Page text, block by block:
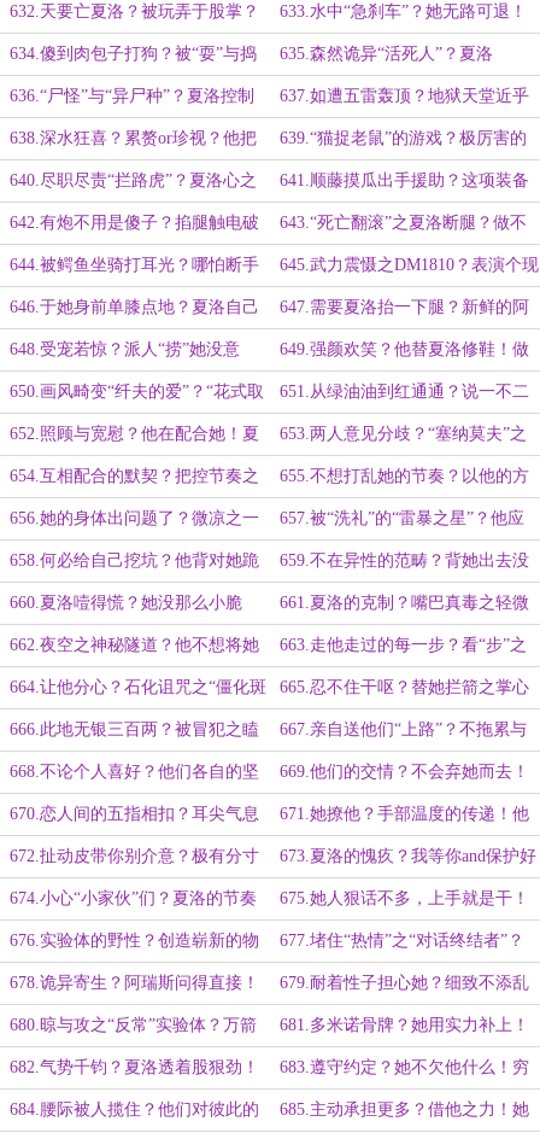
釜底抽薪！再没机会作妖！ 玩！喜悦不可自持！
632.天要亡夏洛？被玩弄于股掌？
她满腹算计、断得利落！否定与安
慰！
633.水中“急刹车”？她无路可退！
身体记忆之“响踏”提速！
634.傻到肉包子打狗？被“耍”与捣
浆糊！打折扣亦足矣！
635.森然诡异“活死人”？夏洛
之“醉”！深潜最忌之亮红灯！
636.“尸怪”与“异尸种”？夏洛控制
不住自己！来自地狱的亡灵大军！
637.如遭五雷轰顶？地狱天堂近乎
发狂！为夏洛付出一切的傅时年！
638.深水狂喜？累赘or珍视？他把
夏洛放在心里！噩梦亦甘之如饴！
639.“猫捉老鼠”的游戏？极厉害的
水中猎手！充满野性与危险！
640.尽职尽责“拦路虎”？夏洛心之
所向！“抽筋扒皮”赌一把！
641.顺藤摸瓜出手援助？这项装备
还有下文！密不透风“鳄鱼墙”！
642.有炮不用是傻子？掐腿触电破
局！深蓝水中“花”！
643.“死亡翻滚”之夏洛断腿？做不
到就得死！疯狂洗衣机之靠她自己！
644.被鳄鱼坐骑打耳光？哪怕断手
断脚！趁你瞎要你命！
645.武力震慑之DM1810？表演个现
场杀巨鳄！顺水推舟处理伤口！
646.于她身前单膝点地？夏洛自己
不方便？意外他的“亲切友好”！
647.需要夏洛抬一下腿？新鲜的阿
瑞斯！被眷顾的S级！
648.受宠若惊？派人“捞”她没意
义！他好像有话对她说！
649.强颜欢笑？他替夏洛修鞋！做
得这么细致！
650.画风畸变“纤夫的爱”？“花式取
名”辣耳朵！“怪才”探险家！
651.从绿油油到红通通？说一不二
变颜色！英雄所见略同之他人狠话不
多！
652.照顾与宽慰？他在配合她！夏
洛觉悟之腿断了也得继续走！
653.两人意见分歧？“塞纳莫夫”之
可爱“小肉团”！诡异之吹了气的球！
654.互相配合的默契？把控节奏之
弹无虚发！自觉cover队友！
655.不想打乱她的节奏？以他的方
式观察夏洛！半点不care放狠话！
656.她的身体出问题了？微凉之一
触即离的掌心！他衣服太大穿着不合
身！
657.被“洗礼”的“雷暴之星”？他应
该扔下她！对别人不抱什么期待！
658.何必给自己挖坑？他背对她跪
下的那一刻！魄力之天平的两端！
659.不在异性的范畴？背她出去没
问题！折中方法之改“拉”为“挽”！
660.夏洛噎得慌？她没那么小脆
皮！他怕她硬撑之投喂营养液！
661.夏洛的克制？嘴巴真毒之轻微
的力度变化！两人之间的微妙氛围！
662.夜空之神秘隧道？他不想将她
牵连进去！抬脚落脚间的危机四伏！
663.走他走过的每一步？看“步”之
她不会做得更出色！死手与深蓝之
下！
664.让他分心？石化诅咒之“僵化斑
块”！“幸运”中招之不祥色泽！
665.忍不住干呕？替她拦箭之掌心
红痕！他的解读之突兀借口！
666.此地无银三百两？被冒犯之瞌
睡送枕头！他和她一起死在这里？！
667.亲自送他们“上路”？不拖累与
帮不了！阿瑞斯微变脸色！
668.不论个人喜好？他们各自的坚
持！拉人垫背or弃她而去！
669.他们的交情？不会弃她而去！
走近一步之挨得极近！
670.恋人间的五指相扣？耳尖气息
撩动！他进与她退！
671.她撩他？手部温度的传递！他
淡而霸道的气息！
672.扯动皮带你别介意？极有分寸
之不越半步！阿瑞斯的人情味！
673.夏洛的愧疚？我等你and保护好
自己！他们对彼此的嘱托！
674.小心“小家伙”们？夏洛的节奏
之R—CA8H！互相对垒！
675.她人狠话不多，上手就是干！
刻在骨子里的战斗本能！
676.实验体的野性？创造崭新的物
种——生物与机械的融合生长！
677.堵住“热情”之“对话终结者”？
佛系之“门外汉”凭实力说话！
678.诡异寄生？阿瑞斯问得直接！
他现在过去找她！
679.耐着性子担心她？细致不添乱
的男人！他时机拿捏得很好！
680.晾与攻之“反常”实验体？万箭
齐发直逼夏洛！盾之ES—LP9！
681.多米诺骨牌？她用实力补上！
以剑铸之，坚不可摧！
682.气势千钧？夏洛透着股狠劲！
她不容违逆！
683.遵守约定？她不欠他什么！穷
途末路杀出血路！
684.腰际被人揽住？他们对彼此的 685.主动承担更多？借他之力！她